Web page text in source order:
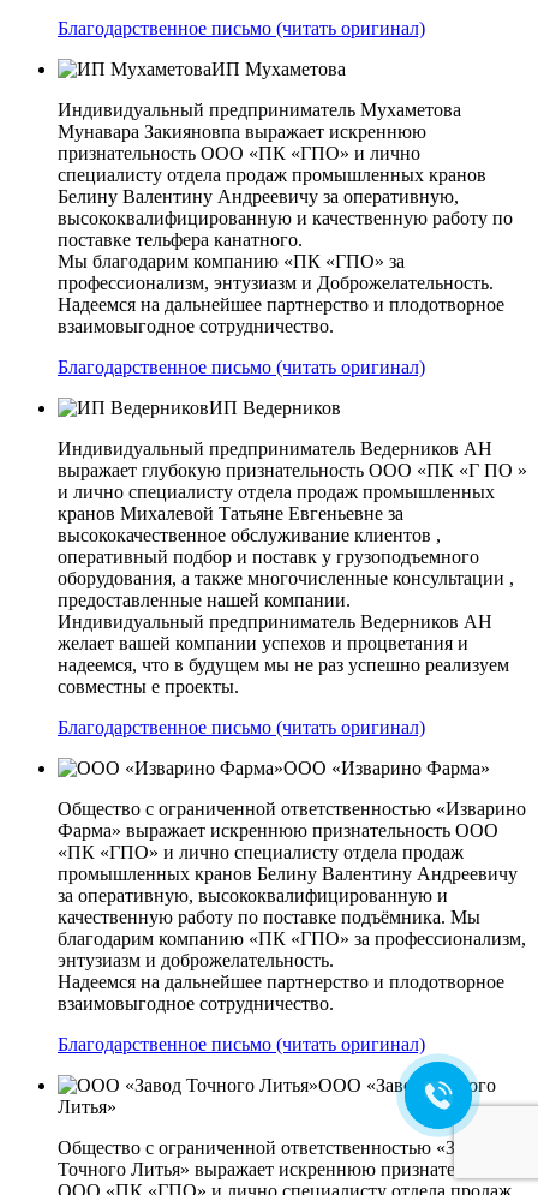
Благодарственное письмо (читать оригинал)
ИП Мухаметова
Индивидуальный предприниматель Мухаметова
Мунавара Закияновпа выражает искреннюю
признательность ООО «ПК «ГПО» и лично
специалисту отдела продаж промышленных кранов
Белину Валентину Андреевичу за оперативную,
высококвалифицированную и качественную работу по
поставке тельфера канатного.
Мы благодарим компанию «ПК «ГПО» за
профессионализм, энтузиазм и Доброжелательность.
Надеемся на дальнейшее партнерство и плодотворное
взаимовыгодное сотрудничество.
Благодарственное письмо (читать оригинал)
ИП Ведерников
Индивидуальный предприниматель Ведерников АН
выражает глубокую признательность ООО «ПК «Г ПО »
и лично специалисту отдела продаж промышленных
кранов Михалевой Татьяне Евгеньевне за
высококачественное обслуживание клиентов ,
оперативный подбор и поставк у грузоподъемного
оборудования, а также многочисленные консультации ,
предоставленные нашей компании.
Индивидуальный предприниматель Ведерников АН
желает вашей компании успехов и процветания и
надеемся, что в будущем мы не раз успешно реализуем
совместны е проекты.
Благодарственное письмо (читать оригинал)
ООО «Изварино Фарма»
Общество с ограниченной ответственностью «Изварино
Фарма» выражает искреннюю признательность ООО
«ПК «ГПО» и лично специалисту отдела продаж
промышленных кранов Белину Валентину Андреевичу
за оперативную, высококвалифицированную и
качественную работу по поставке подъёмника. Мы
благодарим компанию «ПК «ГПО» за профессионализм,
энтузиазм и доброжелательность.
Надеемся на дальнейшее партнерство и плодотворное
взаимовыгодное сотрудничество.
Благодарственное письмо (читать оригинал)
ООО «Завод Точного
Литья»
Общество с ограниченной ответственностью «Завод
Точного Литья» выражает искреннюю признательность